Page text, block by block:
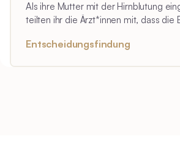
Als ihre Mutter mit der Hirnblutung
teilten ihr die Ärzt*innen mit, dass die
Beweglichkeit haben wird.
Entscheidungsfindung